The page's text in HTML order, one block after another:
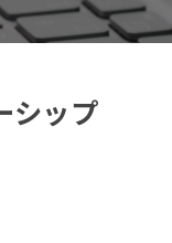
シップ